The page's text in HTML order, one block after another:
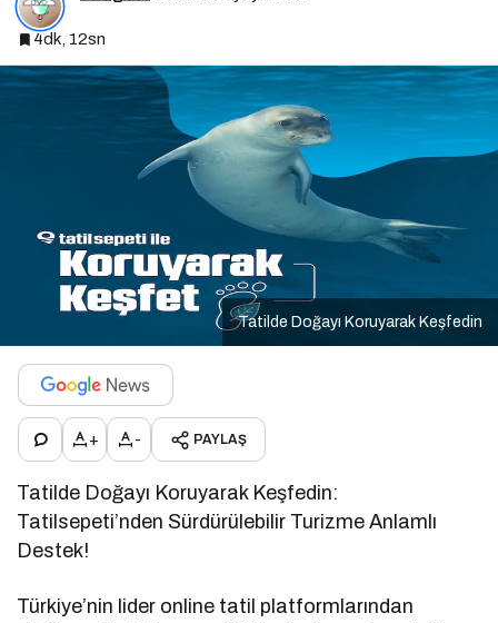
4dk, 12sn
Tatilde Doğayı Koruyarak Keşfedin
+ - PAYLAŞ
Tatilde Doğayı Koruyarak Keşfedin:
Tatilsepeti’nden Sürdürülebilir Turizme Anlamlı
Destek!
Türkiye’nin lider online tatil platformlarından